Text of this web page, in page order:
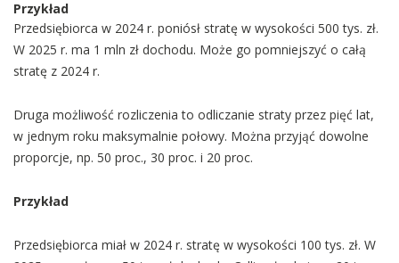
Przykład
Przedsiębiorca w 2024 r. poniósł stratę w wysokości 500 tys. zł.
W 2025 r. ma 1 mln zł dochodu. Może go pomniejszyć o całą
stratę z 2024 r.
Druga możliwość rozliczenia to odliczanie straty przez pięć lat,
w jednym roku maksymalnie połowy. Można przyjąć dowolne
proporcje, np. 50 proc., 30 proc. i 20 proc.
Przykład
Przedsiębiorca miał w 2024 r. stratę w wysokości 100 tys. zł. W